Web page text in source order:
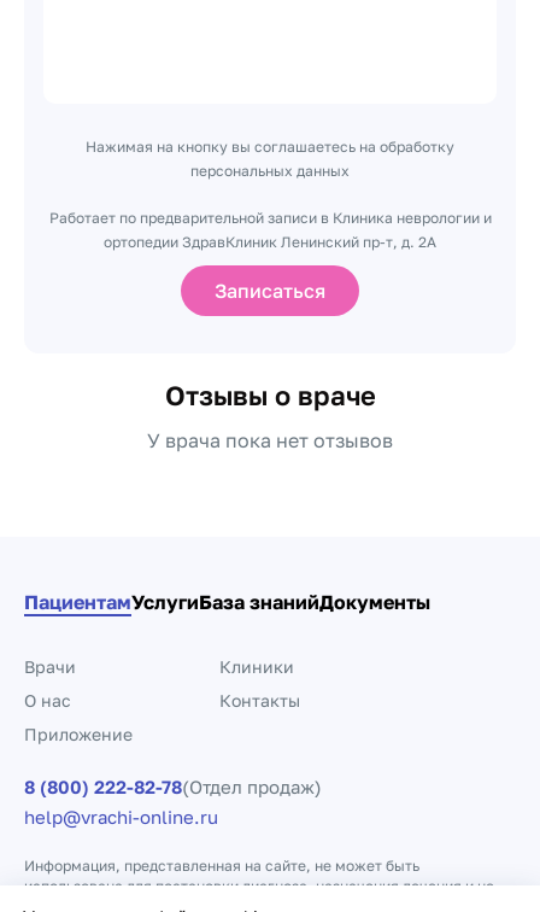
Нажимая на кнопку вы соглашаетесь на обработку
персональных данных
Работает по предварительной записи в Клиника неврологии и
ортопедии ЗдравКлиник Ленинский пр-т, д. 2А
Записаться
Отзывы о враче
У врача пока нет отзывов
ПациентамУслугиБаза знанийДокументы
Врачи
Клиники
О нас
Контакты
Приложение
8 (800) 222-82-78(Отдел продаж)
help@vrachi-online.ru
Информация, представленная на сайте, не может быть
использована для постановки диагноза, назначения лечения и не
заменяет прием врача.